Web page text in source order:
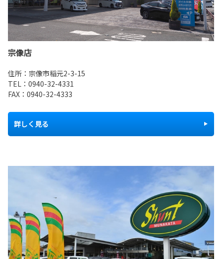
宗像店
住所：宗像市稲元2-3-15
TEL： 0940-32-4331
FAX：0940-32-4333
詳しく見る